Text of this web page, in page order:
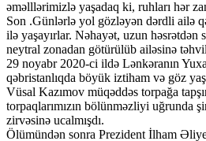
əməlllərimizlə yaşadaq ki, ruhları hər
Son .Günlərlə yol gözləyən dərdli ailə
ilə yaşayırlar. Nəhayət, uzun həsrətdən
neytral zonadan götürülüb ailəsinə
29 noyabr 2020-ci ildə Lənkəranın
qəbristanlıqda böyük iztiham və göz
Vüsal Kazımov müqəddəs torpağa
torpaqlarımızın bölünməzliyi uğrunda
zirvəsinə ucalmışdı.
Ölümündən sonra Prezident İlham